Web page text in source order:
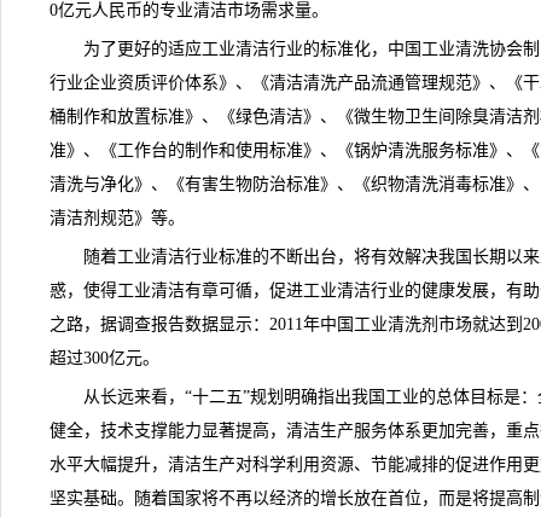
0亿元人民币的专业清洁市场需求量。
为了更好的适应工业清洁行业的标准化，中国工业清洗协会制
行业企业资质评价体系》、《清洁清洗产品流通管理规范》、《
桶制作和放置标准》、《绿色清洁》、《微生物卫生间除臭清洁
准》、《工作台的制作和使用标准》、《锅炉清洗服务标准》、
清洗与净化》、《有害生物防治标准》、《织物清洗消毒标准》
清洁剂规范》等。
随着工业清洁行业标准的不断出台，将有效解决我国长期以来
惑，使得工业清洁有章可循，促进工业清洁行业的健康发展，有
之路，据调查报告数据显示：2011年中国工业清洗剂市场就达到
超过300亿元。
从长远来看，“十二五”规划明确指出我国工业的总体目标是：
健全，技术支撑能力显著提高，清洁生产服务体系更加完善，重
水平大幅提升，清洁生产对科学利用资源、节能减排的促进作用
坚实基础。随着国家将不再以经济的增长放在首位，而是将提高